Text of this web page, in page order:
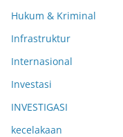
Hukum & Kriminal
Infrastruktur
Internasional
Investasi
INVESTIGASI
kecelakaan